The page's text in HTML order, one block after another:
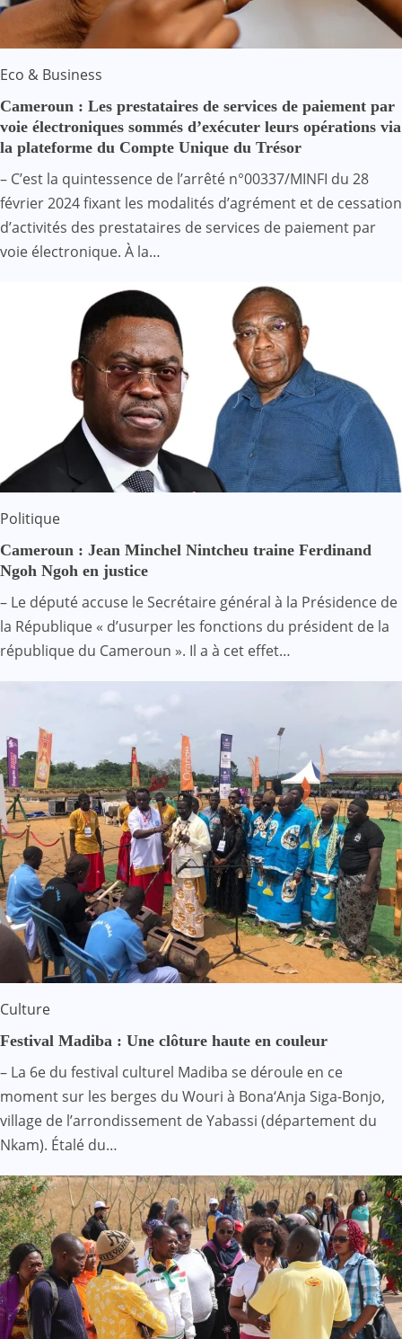
Eco & Business
Cameroun : Les prestataires de services de paiement par
voie électroniques sommés d’exécuter leurs opérations via
la plateforme du Compte Unique du Trésor
– C’est la quintessence de l’arrêté n°00337/MINFI du 28
février 2024 fixant les modalités d’agrément et de cessation
d’activités des prestataires de services de paiement par
voie électronique. À la…
Politique
Cameroun : Jean Minchel Nintcheu traine Ferdinand
Ngoh Ngoh en justice
– Le député accuse le Secrétaire général à la Présidence de
la République « d’usurper les fonctions du président de la
république du Cameroun ». Il a à cet effet…
Culture
Festival Madiba : Une clôture haute en couleur
– La 6e du festival culturel Madiba se déroule en ce
moment sur les berges du Wouri à Bona‘Anja Siga-Bonjo,
village de l’arrondissement de Yabassi (département du
Nkam). Étalé du…